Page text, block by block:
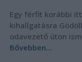
Egy férfit korábbi
kihallgatásra
odavezető úton
Bővebben...